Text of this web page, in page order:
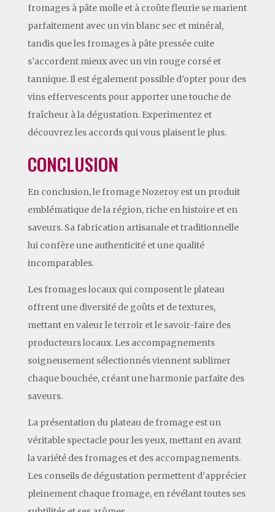
fromages à pâte molle et à croûte fleurie se marient
parfaitement avec un vin blanc sec et minéral,
tandis que les fromages à pâte pressée cuite
s’accordent mieux avec un vin rouge corsé et
tannique. Il est également possible d’opter pour des
vins effervescents pour apporter une touche de
fraîcheur à la dégustation. Experimentez et
découvrez les accords qui vous plaisent le plus.
CONCLUSION
En conclusion, le fromage Nozeroy est un produit
emblématique de la région, riche en histoire et en
saveurs. Sa fabrication artisanale et traditionnelle
lui confère une authenticité et une qualité
incomparables.
Les fromages locaux qui composent le plateau
offrent une diversité de goûts et de textures,
mettant en valeur le terroir et le savoir-faire des
producteurs locaux. Les accompagnements
soigneusement sélectionnés viennent sublimer
chaque bouchée, créant une harmonie parfaite des
saveurs.
La présentation du plateau de fromage est un
véritable spectacle pour les yeux, mettant en avant
la variété des fromages et des accompagnements.
Les conseils de dégustation permettent d’apprécier
pleinement chaque fromage, en révélant toutes ses